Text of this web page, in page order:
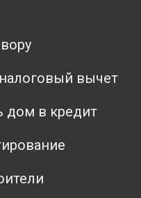
вычет
дом в кредит